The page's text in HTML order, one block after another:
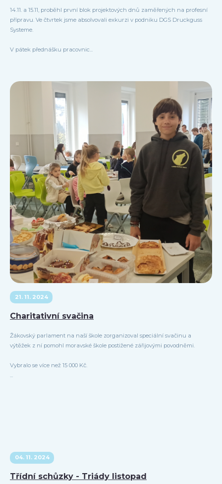
14.11. a 15.11, proběhl první blok projektových dnů zaměřených na profesní
přípravu. Ve čtvrtek jsme absolvovali exkurzi v podniku DGS Druckguss
Systeme.
V pátek přednášku pracovnic...
21. 11. 2024
Charitativní svačina
Žákovský parlament na naší škole zorganizoval speciální svačinu a
výtěžek z ní pomohl moravské škole postižené zářijovými povodněmi.
Vybralo se více než 15 000 Kč.
04. 11. 2024
Třídní schůzky - Triády listopad